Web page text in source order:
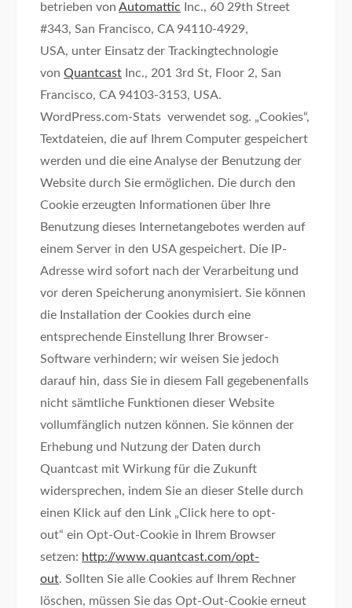
betrieben von Automattic Inc., 60 29th Street
#343, San Francisco, CA 94110-4929,
USA, unter Einsatz der Trackingtechnologie
von Quantcast Inc., 201 3rd St, Floor 2, San
Francisco, CA 94103-3153, USA.
WordPress.com-Stats verwendet sog. „Cookies“,
Textdateien, die auf Ihrem Computer gespeichert
werden und die eine Analyse der Benutzung der
Website durch Sie ermöglichen. Die durch den
Cookie erzeugten Informationen über Ihre
Benutzung dieses Internetangebotes werden auf
einem Server in den USA gespeichert. Die IP-
Adresse wird sofort nach der Verarbeitung und
vor deren Speicherung anonymisiert. Sie können
die Installation der Cookies durch eine
entsprechende Einstellung Ihrer Browser-
Software verhindern; wir weisen Sie jedoch
darauf hin, dass Sie in diesem Fall gegebenenfalls
nicht sämtliche Funktionen dieser Website
vollumfänglich nutzen können. Sie können der
Erhebung und Nutzung der Daten durch
Quantcast mit Wirkung für die Zukunft
widersprechen, indem Sie an dieser Stelle durch
einen Klick auf den Link „Click here to opt-
out“ ein Opt-Out-Cookie in Ihrem Browser
setzen: http://www.quantcast.com/opt-
out. Sollten Sie alle Cookies auf Ihrem Rechner
löschen, müssen Sie das Opt-Out-Cookie erneut